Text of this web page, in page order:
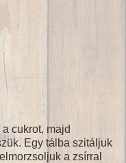
cukrot, majd
Egy tálba szitáljuk
a zsírral